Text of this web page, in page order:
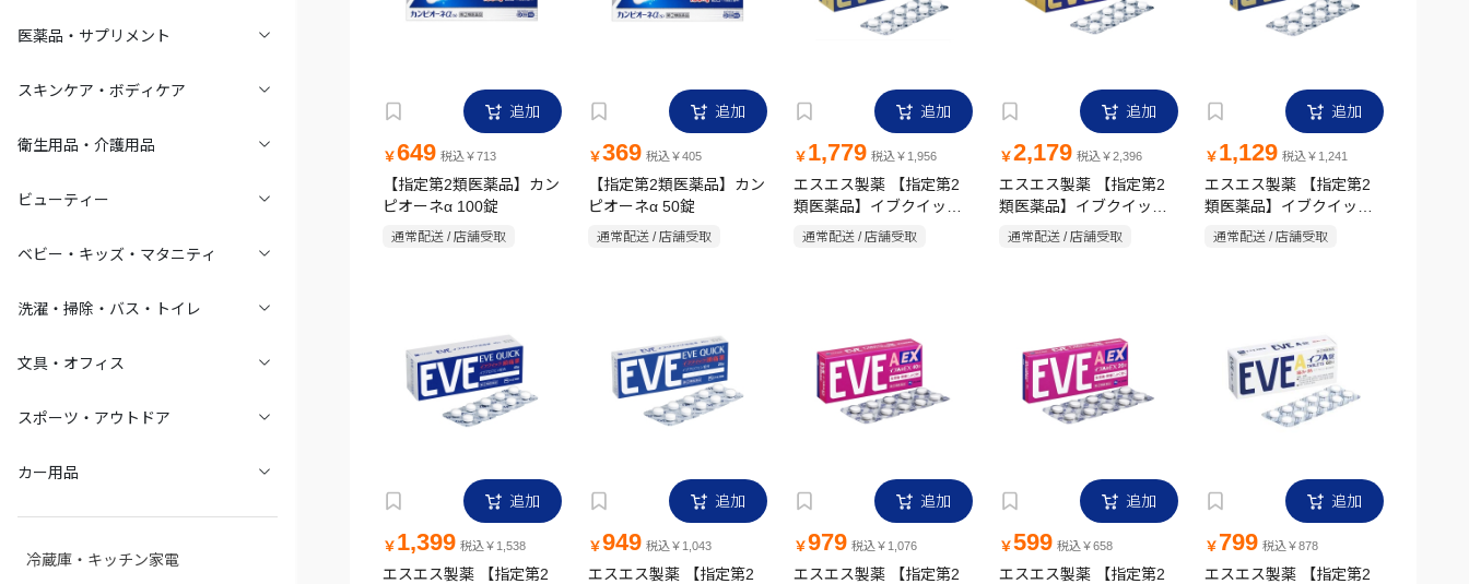
医薬品・サプリメント
スキンケア・ボディケア
衛生用品・介護用品
ビューティー
ベビー・キッズ・マタニティ
洗濯・掃除・バス・トイレ
文具・オフィス
スポーツ・アウトドア
カー用品
冷蔵庫・キッチン家電
追加
￥649 税込￥713
【指定第2類医薬品】カン
ピオーネα 100錠
通常配送 / 店舗受取
追加
￥369 税込￥405
【指定第2類医薬品】カン
ピオーネα 50錠
通常配送 / 店舗受取
追加
￥ 1,779 税込￥1,956
エスエス製薬 【指定第2
類医薬品】イブクイック
頭痛薬DX 40錠
通常配送 / 店舗受取
追加
￥2,179 税込￥2,396
エスエス製薬 【指定第2
類医薬品】イブクイック
頭痛薬DX 60錠
通常配送 / 店舗受取
追加
￥ 1,129 税込￥1,241
エスエス製薬 【指定第2
類医薬品】イブクイック
頭痛薬DX 20錠
通常配送 / 店舗受取
追加
￥ 1,399 税込￥1,538
エスエス製薬 【指定第2
追加
￥949 税込￥1,043
エスエス製薬 【指定第2
追加
￥979 税込￥1,076
エスエス製薬 【指定第2
追加
￥599 税込￥658
エスエス製薬 【指定第2
追加
￥ 799 税込￥878
エスエス製薬 【指定第2